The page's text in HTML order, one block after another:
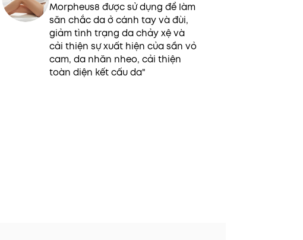
Morpheus8 được sử dụng để làm
săn chắc da ở cánh tay và đùi,
giảm tình trạng da chảy xệ và
cải thiện sự xuất hiện của sần vỏ
cam, da nhăn nheo, cải thiện
toàn diện kết cấu da"